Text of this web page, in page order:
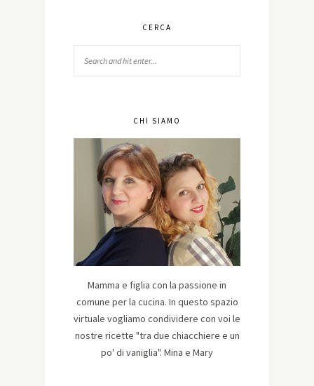
CERCA
CHI SIAMO
Mamma e figlia con la passione in
comune per la cucina. In questo spazio
virtuale vogliamo condividere con voi le
nostre ricette "tra due chiacchiere e un
po' di vaniglia". Mina e Mary